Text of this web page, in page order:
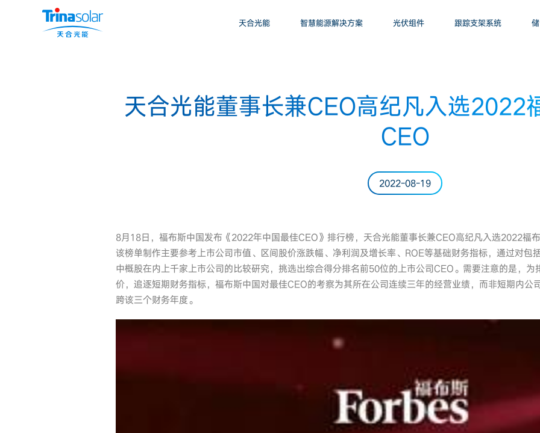
天合光能 智慧能源解决方案 光伏组件 跟踪支架系统
天合光能董事长兼CEO高纪凡入选2022
CEO
2022-08-19
8月18日，福布斯中国发布《2022年中国最佳CEO》排行榜，天合光能董事长兼CEO高纪凡入选2022福
该榜单制作主要参考上市公司市值、区间股价涨跌幅、净利润及增长率、ROE等基础财务指标，通过对包
中概股在内上千家上市公司的比较研究，挑选出综合得分排名前50位的上市公司CEO。需要注意的是，
价，追逐短期财务指标，福布斯中国对最佳CEO的考察为其所在公司连续三年的经营业绩，而非短期内公
跨该三个财务年度。